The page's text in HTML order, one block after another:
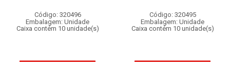
Código: 320496
Embalagem: Unidade
Caixa contém 10 unidade(s)
Código: 320495
Embalagem: Unidade
Caixa contém 10 unidade(s)